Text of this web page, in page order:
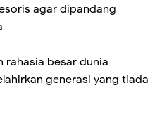
agar dipandang
rahasia besar dunia
generasi yang tiada